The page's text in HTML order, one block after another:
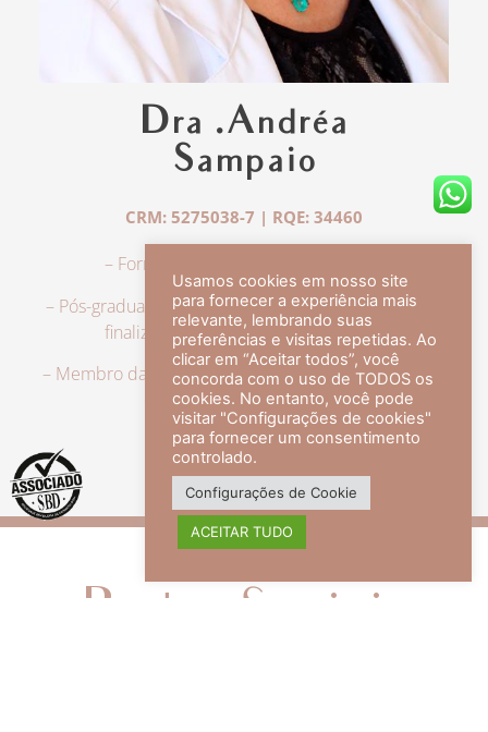
Dra .Andréa
Sampaio
CRM: 5275038-7 | RQE: 34460
– Formação em Medicina pela UFRJ.
– Pós-graduação em Dermatologia pela UFRJ, tendo
finalizado a especialização em 2007.
– Membro da Sociedade Brasileira de Dermatologia,
com título de especialista.
veja mais +
Redes Sociais
Usamos cookies em nosso site
para fornecer a experiência mais
relevante, lembrando suas
preferências e visitas repetidas. Ao
clicar em “Aceitar todos”, você
concorda com o uso de TODOS os
cookies. No entanto, você pode
visitar "Configurações de cookies"
para fornecer um consentimento
controlado.
Configurações de Cookie
ACEITAR TUDO